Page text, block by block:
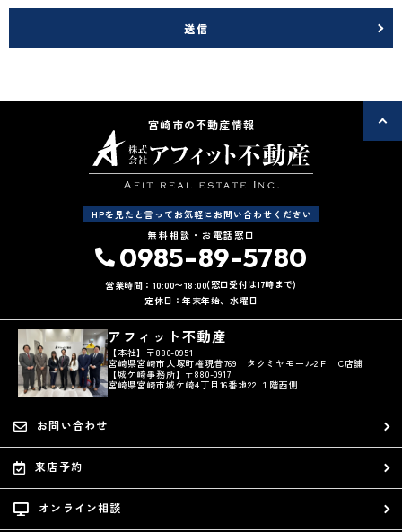
(1) お客さま情報に適用される個人情報の保護に関する法律その他の関
係法令を遵守し、適切に取り扱います。また、適宜取扱いの改善に努め
(3) お客さま情報の収集に際しては、利用目的を特定して通知または公
表し、その利用目的にしたがってお客さま情報を取り扱います。
(4) お客さま情報の漏洩、紛失、改ざん等を防止するために必要な 対策
を講じて適切な管理を行います。
(5) 保有するお客さま情報について、お客さま本人からの開示、訂正、
削除、利用停止の依頼を所定の窓口でお受けして、誠意をもって対応い
具体的には、以下の内容に従ってお客さま情報の取り扱いをいたしま
３．お客様の情報の利用目的
当社は、不動産についてのサービスをお客さまにご利用いただくにあた
り、各種の申込みの受付、訪問、提案、見積、各種の工事やサービス提
供等の機会に、当社が直接あるいは協力会社又は業務委託先等を通じ
て、お客さまの個人情報（お客さまの電子メールアドレス、氏名、住
所、電話番号等）を取得いたしますが、これらの個人情報は下記の目的
に利用させていただきます。
(2) 不動産についてのサービスのアフターサービスの提供
(3) 不動産についてのサービスのお知らせ・ＰＲ、調査・データ集積、
研究開発
(4) ウェブサイトシステム管理会社（以下「サイト管理会社」といいま
す。）への提供。
(5) 同社が運営している系列サービス（カフェ（-15℃）・エステ
送信
宮崎市の不動産情報
HPを見たと言ってお気軽にお問い合わせください
無料相談・お電話窓口
0985-89-5780
営業時間：10:00〜18:00(窓口受付は17時まで)
定休日：年末年始、水曜日
アフィット不動産
【本社】〒880-0951
宮崎県宮崎市大塚町権現昔769 タクミヤモール2Ｆ C店舗
【城ケ崎事務所】〒880-0917
宮崎県宮崎市城ケ崎4丁目16番地22 １階西側
お問い合わせ
来店予約
オンライン相談